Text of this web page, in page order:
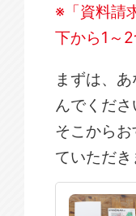
※「資料請
下から1～2
まずは、
んでくださ
そこから
ていただき
規格住